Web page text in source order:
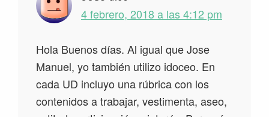
4 febrero, 2018 a las 4:12 pm
Hola Buenos días. Al igual que Jose
Manuel, yo también utilizo idoceo. En
cada UD incluyo una rúbrica con los
contenidos a trabajar, vestimenta, aseo,